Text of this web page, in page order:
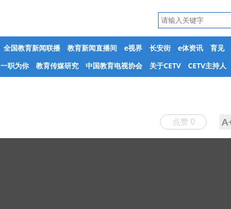
全国教育新闻联播 教育新闻直播间 e视界 长安街 e体资讯 育见
一职为你 教育传媒研究 中国教育电视协会 关于CETV CETV主持人
点赞 0